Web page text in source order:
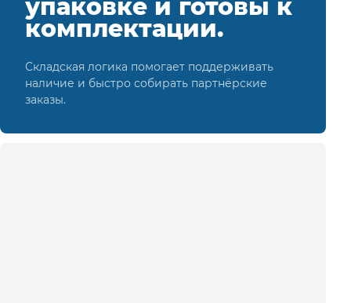
упаковке и готовы к
комплектации.
Складская логика помогает поддерживать
наличие и быстро собирать партнёрские
заказы.